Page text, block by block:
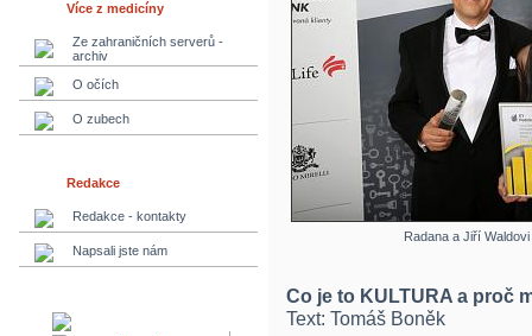
Více z medicíny
Ze zahraničních serverů -
archiv
O očích
O zubech
Redakce
Redakce - kontakty
Napsali jste nám
Radana a Jiří
Co je to KULTURA a proč
Text: Tomáš Boněk